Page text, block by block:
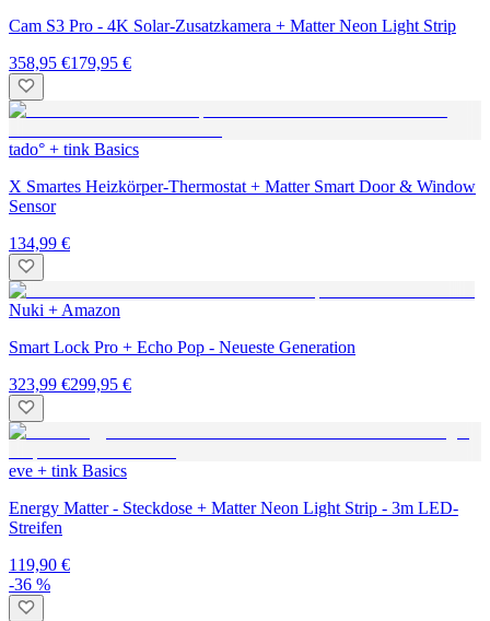
Cam S3 Pro - 4K Solar-Zusatzkamera + Matter Neon Light Strip
358,95 €179,95 €
tado° + tink Basics
X Smartes Heizkörper-Thermostat + Matter Smart Door & Window
Sensor
134,99 €
Nuki + Amazon
Smart Lock Pro + Echo Pop - Neueste Generation
323,99 €299,95 €
eve + tink Basics
Energy Matter - Steckdose + Matter Neon Light Strip - 3m LED-
Streifen
119,90 €
-36 %